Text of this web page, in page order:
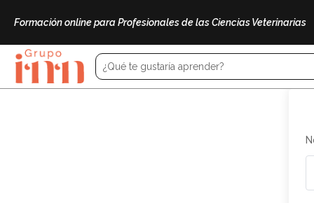
Formación online para Profesionales de las Ciencias Veterinarias